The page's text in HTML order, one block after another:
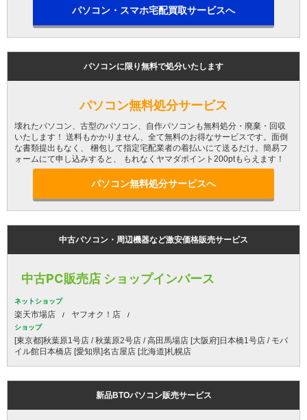
パソコン・スマホ宅配買取サービスへ
パソコンに限り無料で処分いたします
パソコン無料処分サービス
壊れたパソコン、古型のパソコン、自作パソコンも無料処分・廃棄・回収
いたします！ 送料もかかりません、全て無料のお得なサービスです。面倒
な書類提出もなく、 梱包して指定宅配業者の着払いにて送るだけ。簡易フ
ォームにて申し込みすると、 もれなくヤマダポイント200ptもらえます！
パソコン無料処分サービスへ
中古パソコン・周辺機器など激安価格販売サービス
中古PC販売店 ショップインバース
ネットショップ
楽天市場店 ヤフオク！店
ショップ
[東京都]秋葉原1号店 / 秋葉原2号店 / 高田馬場店 [大阪府]日本橋1号店 / モバ
イル館日本橋店 [愛知県]名古屋店 [北海道]札幌店
新品BTOパソコン販売サービス